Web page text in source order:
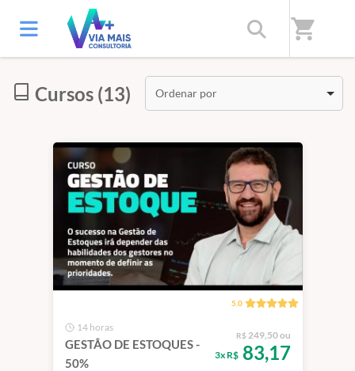
shopping_cart
Início/ GESTÃO DE ESTOQUES
Cursos (13) Ordenar por
5.0
14 horas
GESTÃO DE ESTOQUES -
50%
R$ 249,50 ou
3x R$83,17